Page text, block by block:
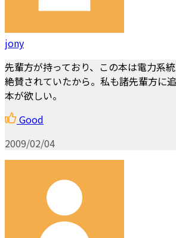
jony
先輩方が持っており、この本は電力系
絶賛されていたから。私も諸先輩方に
本が欲しい。
Good
2009/02/04